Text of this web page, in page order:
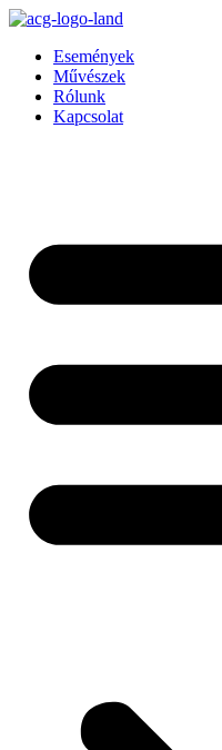
Ugrás
tartalomhozEsemények
Művészek
Rólunk
Kapcsolat